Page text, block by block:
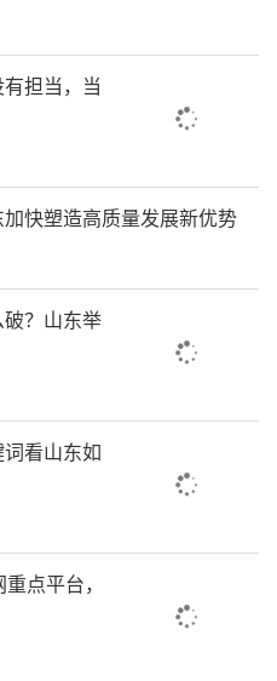
担当，当
快塑造高质量发展新优势
？山东举
看山东如
点平台，